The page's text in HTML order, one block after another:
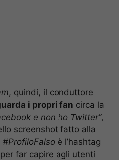
, quindi, il conduttore
i propri fan circa la
e non ho Twitter”,
screenshot fatto alla
#ProfiloFalso è l’hashtag
far capire agli utenti